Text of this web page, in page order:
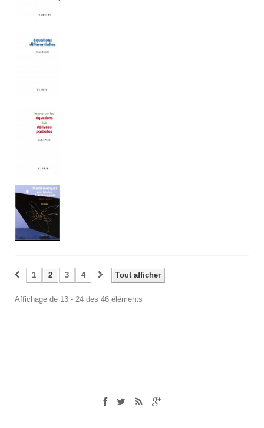
Tout afficher
1 2 3 4
Affichage de 13 - 24 des 46 éléments